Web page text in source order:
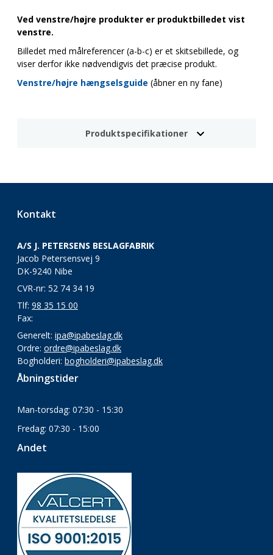
Ved venstre/højre produkter er produktbilledet vist
venstre.
Billedet med målreferencer (a-b-c) er et skitsebillede, og
viser derfor ikke nødvendigvis det præcise produkt.
Venstre/højre hængselsguide (åbner en ny fane)
Produktspecifikationer
Kontakt
A/S J. PETERSENS BESLAGFABRIK
Jacob Petersensvej 9
DK-9240 Nibe
CVR-nr: 52 74 34 19
Tlf: 98 35 15 00
Fax:
Generelt: ipa@ipabeslag.dk
Ordre: ordre@ipabeslag.dk
Bogholderi: bogholderi@ipabeslag.dk
Åbningstider
Man-torsdag: 07:30 - 15:30
Fredag: 07:30 - 15:00
Andet